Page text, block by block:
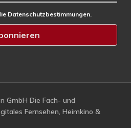
Datenschutzbestimmungen.
GmbH Die Fach- und
Fernsehen, Heimkino &